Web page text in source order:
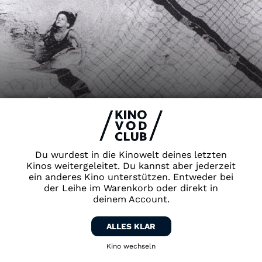
Du wurdest in die Kinowelt deines letzten
Kinos weitergeleitet. Du kannst aber jederzeit
ein anderes Kino unterstützen. Entweder bei
der Leihe im Warenkorb oder direkt in
deinem Account.
ALLES KLAR
Kino wechseln
It Works